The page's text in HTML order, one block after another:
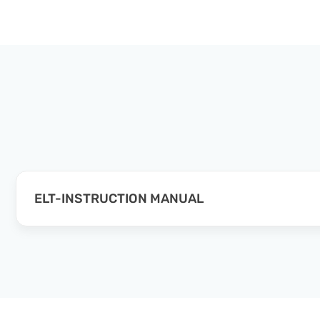
ELT-INSTRUCTION MANUAL